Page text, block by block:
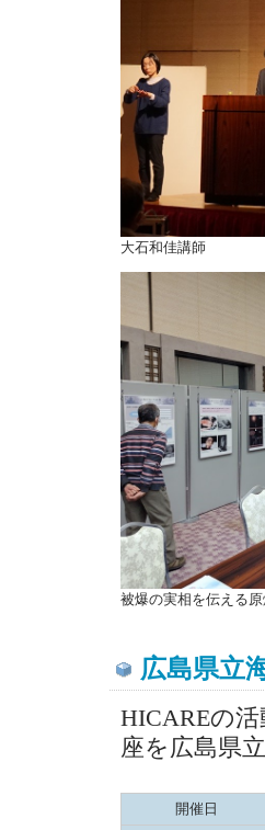
大石和佳講師
被爆の実相を伝える
広島県立
HICAREの
座を広島県
開催日